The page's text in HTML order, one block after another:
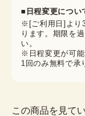
■日程変更につい
※[ご利用日]より
ります。期限を
い。
※日程変更が可
1回のみ無料で承
この商品を見て